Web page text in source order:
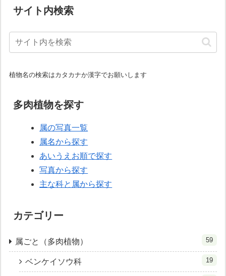
サイト内検索
植物名の検索はカタカナか漢字でお願いします
多肉植物を探す
属の写真一覧
属名から探す
あいうえお順で探す
写真から探す
主な科と属から探す
カテゴリー
属ごと（多肉植物） 59
ベンケイソウ科 19